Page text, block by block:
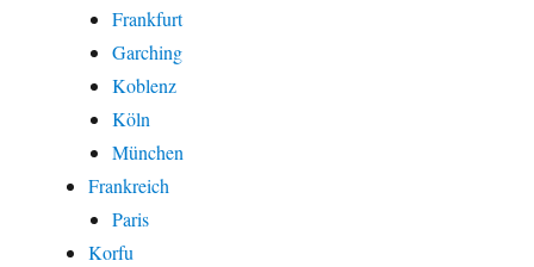
Frankfurt
Garching
Koblenz
Köln
München
Frankreich
Paris
Korfu